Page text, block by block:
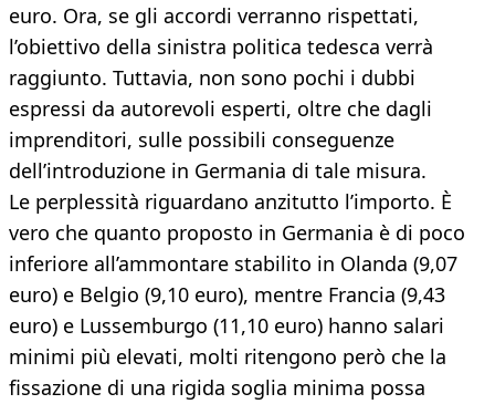
euro. Ora, se gli accordi verranno rispettati,
l’obiettivo della sinistra politica tedesca verrà
raggiunto. Tuttavia, non sono pochi i dubbi
espressi da autorevoli esperti, oltre che dagli
imprenditori, sulle possibili conseguenze
dell’introduzione in Germania di tale misura.
Le perplessità riguardano anzitutto l’importo. È
vero che quanto proposto in Germania è di poco
inferiore all’ammontare stabilito in Olanda (9,07
euro) e Belgio (9,10 euro), mentre Francia (9,43
euro) e Lussemburgo (11,10 euro) hanno salari
minimi più elevati, molti ritengono però che la
fissazione di una rigida soglia minima possa